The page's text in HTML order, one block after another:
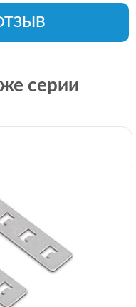
серии